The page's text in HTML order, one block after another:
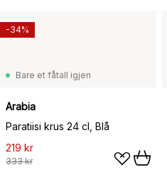
Bare et fåtall igjen
Arabia
Paratiisi krus 24 cl, Blå
219 kr
333 kr
-34%